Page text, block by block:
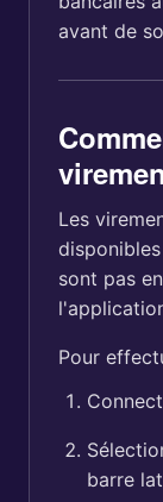
avant de
Les
disponibles
sont pas
Pour
barre